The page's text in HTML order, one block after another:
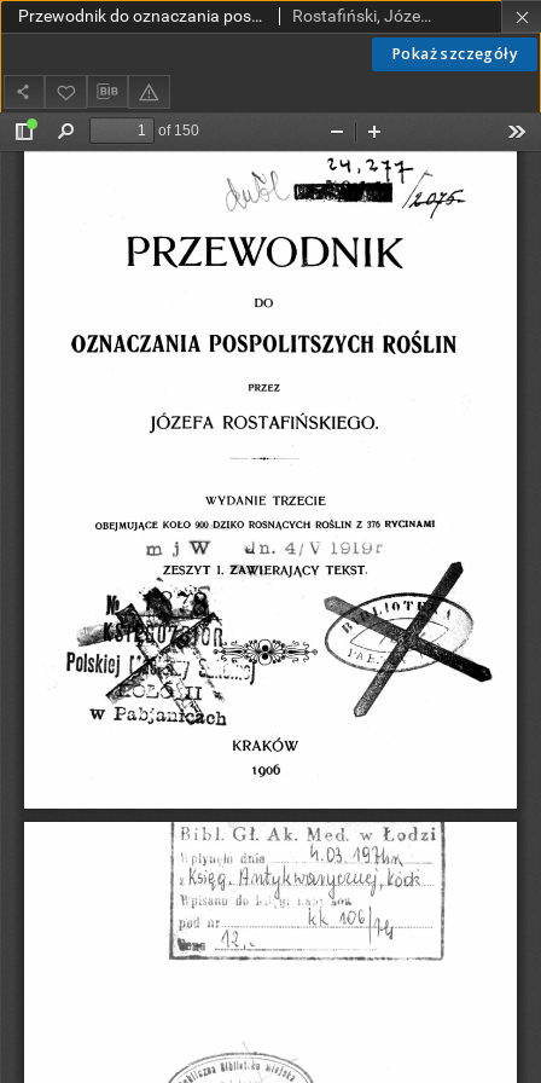
Pokaż szczegóły
Przewodnik do oznaczania pospolitszych roślin. Z. 1. zawierający tekst / przez Józefa Rostafińskiego. Rostafiński, Józef (1850-1928)